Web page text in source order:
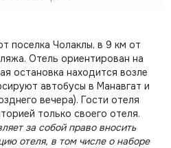
поселка Чолаклы, в 9 км от
Отель ориентирован на
остановка находится возле
автобусы в Манавгат и
вечера). Гости отеля
только своего отеля.
за собой право вносить
отеля, в том числе о наборе